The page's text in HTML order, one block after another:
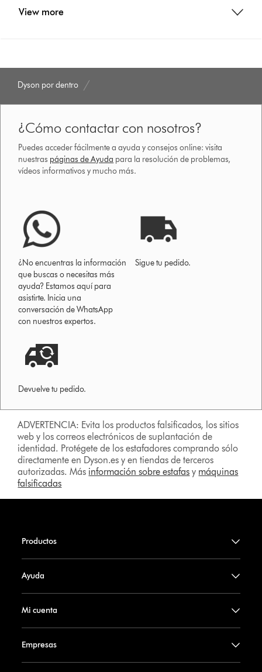
View more
Dyson por dentro
¿Cómo contactar con nosotros?
Puedes acceder fácilmente a ayuda y consejos online: visita
nuestras páginas de Ayuda para la resolución de problemas,
vídeos informativos y mucho más.
¿No encuentras la información
que buscas o necesitas más
ayuda? Estamos aquí para
asistirte. Inicia una
conversación de WhatsApp
con nuestros expertos.
Sigue tu pedido.
Devuelve tu pedido.
ADVERTENCIA: Evita los productos falsificados, los sitios
web y los correos electrónicos de suplantación de
identidad. Protégete de los estafadores comprando sólo
directamente en Dyson.es y en tiendas de terceros
autorizadas. Más información sobre estafas y máquinas
falsificadas
Productos
Ayuda
Mi cuenta
Empresas